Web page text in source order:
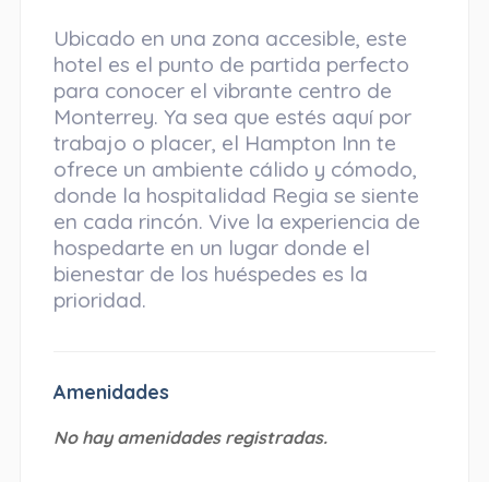
Ubicado en una zona accesible, este
hotel es el punto de partida perfecto
para conocer el vibrante centro de
Monterrey. Ya sea que estés aquí por
trabajo o placer, el Hampton Inn te
ofrece un ambiente cálido y cómodo,
donde la hospitalidad Regia se siente
en cada rincón. Vive la experiencia de
hospedarte en un lugar donde el
bienestar de los huéspedes es la
prioridad.
Amenidades
No hay amenidades registradas.